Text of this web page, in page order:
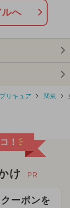
スマス
へ
プリキュア 関東
！
け PR
ーポンを